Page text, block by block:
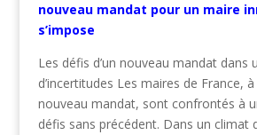
nouveau mandat pour un maire
s’impose
Les défis d’un nouveau mandat dans
d’incertitudes Les maires de France, à
nouveau mandat, sont confrontés à
défis sans précédent. Dans un climat